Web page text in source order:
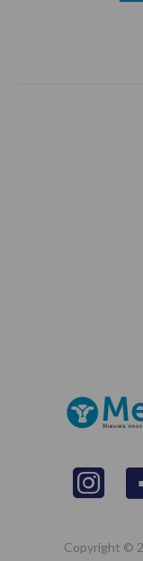
Copyright ©